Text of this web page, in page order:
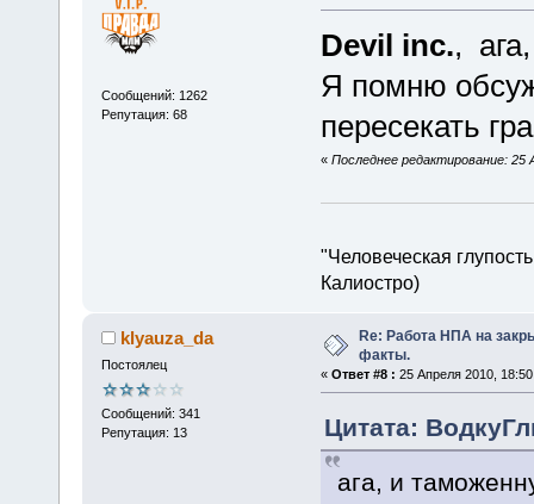
Сообщений: 1262
Репутация: 68
Devil inc.,
Я помню
пересекать
« Последнее редактирование:
"Человеческая
Калиостро)
klyauza_da
Постоялец
Сообщений: 341
Репутация: 13
Re: Работа НПА на
факты.
« Ответ #8 : 25 Апреля 2010,
Цитата:
ага, и